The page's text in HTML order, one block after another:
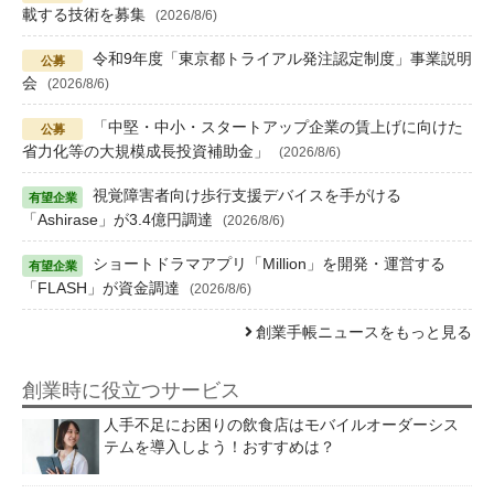
載する技術を募集 (2026/8/6)
令和9年度「東京都トライアル発注認定制度」事業説明
会
(2026/8/6)
「中堅・中小・スタートアップ企業の賃上げに向けた
省力化等の大規模成長投資補助金」
(2026/8/6)
視覚障害者向け歩行支援デバイスを手がける
「Ashirase」が3.4億円調達
(2026/8/6)
ショートドラマアプリ「Million」を開発・運営する
「FLASH」が資金調達
(2026/8/6)
創業手帳ニュースをもっと見る
創業時に役立つサービス
人手不足にお困りの飲食店はモバイルオーダーシス
テムを導入しよう！おすすめは？